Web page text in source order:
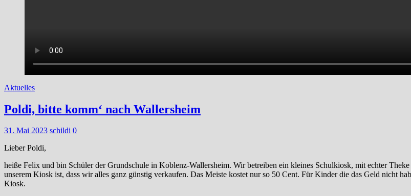
Aktuelles
Poldi, bitte komm‘ nach Wallersheim
31. Mai 2023 schildi 0
Lieber Poldi,
heiße Felix und bin Schüler der Grundschule in Koblenz-Wallersheim. Wir betreiben ein kleines Schulkiosk, mit echter
unserem Kiosk ist, dass wir alles ganz günstig verkaufen. Das Meiste kostet nur so 50 Cent. Für Kinder die das Geld nicht
Kiosk.